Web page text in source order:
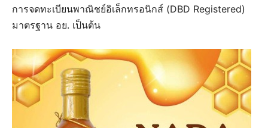
การจดทะเบียนพาณิชย์อิเล็กทรอนิกส์ (DBD Registered)
มาตรฐาน อย. เป็นต้น